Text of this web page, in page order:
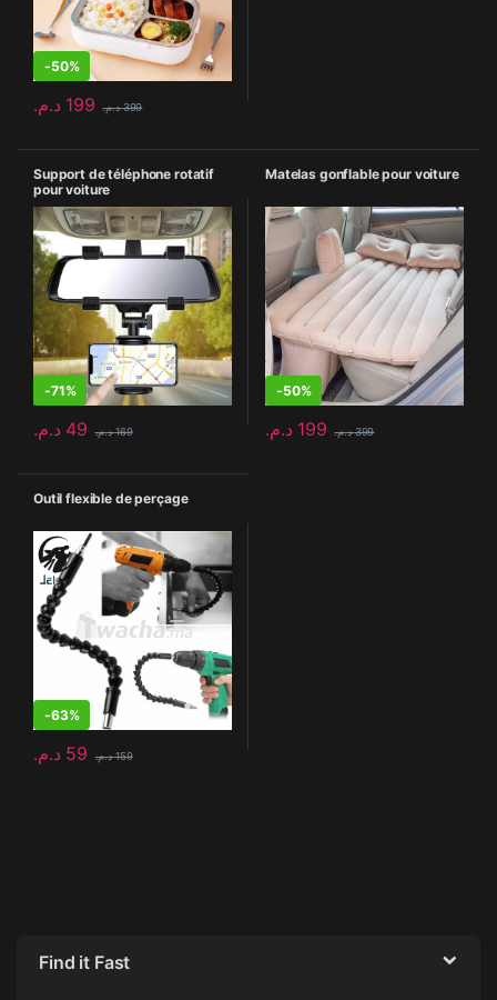
-50%
199 د.م. 399 د.م.
Support de téléphone rotatif
pour voiture
-71%
49 د.م. 169 د.م.
Matelas gonflable pour voiture
-50%
199 د.م. 399 د.م.
Outil flexible de perçage
-63%
59 د.م. 159 د.م.
Find it Fast